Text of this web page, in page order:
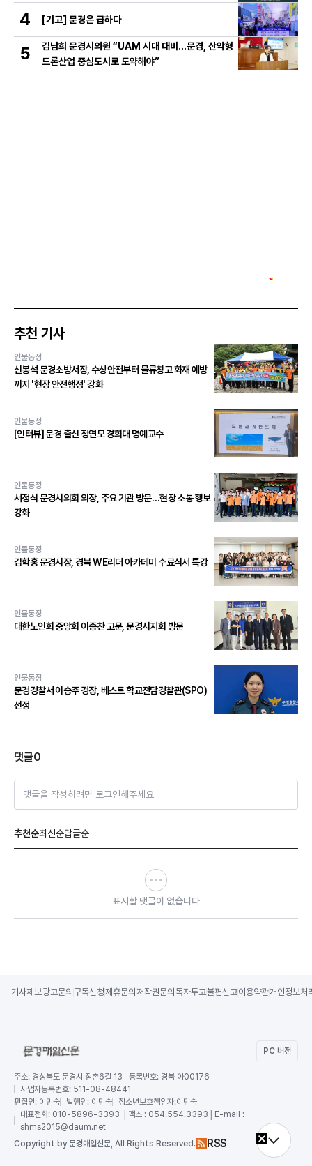
4 [기고] 문경은 급하다
5
김남희 문경시의원 “UAM 시대 대비…문경, 산악형
드론산업 중심도시로 도약해야”
추천 기사
인물동정
신봉석 문경소방서장, 수상안전부터 물류창고 화재 예방
까지 '현장 안전행정' 강화
인물동정
[인터뷰] 문경 출신 정연모 경희대 명예교수
인물동정
서정식 문경시의회 의장, 주요 기관 방문…현장 소통 행보
강화
인물동정
김학홍 문경시장, 경북 WE리더 아카데미 수료식서 특강
인물동정
대한노인회 중앙회 이종찬 고문, 문경시지회 방문
인물동정
문경경찰서 이승주 경장, 베스트 학교전담경찰관(SPO)
선정
댓글0
댓글을 작성하려면 로그인해주세요
추천순최신순답글순
표시할 댓글이 없습니다
기사제보광고문의 구독신청제휴문의 저작권문의 독자투고불편신고이용약관개인정보처
PC 버전
주소: 경상북도 문경시 점촌6길 13 등록번호: 경북 아00176
사업자등록번호: 511-08-48441
편집인: 이민숙 발행인: 이민숙 청소년보호책임자:이민숙
대표전화: 010-5896-3393 │팩스 : 054.554.3393│E-mail :
shms2015@daum.net
Copyright by 문경매일신문, All Rights Reserved. RSS